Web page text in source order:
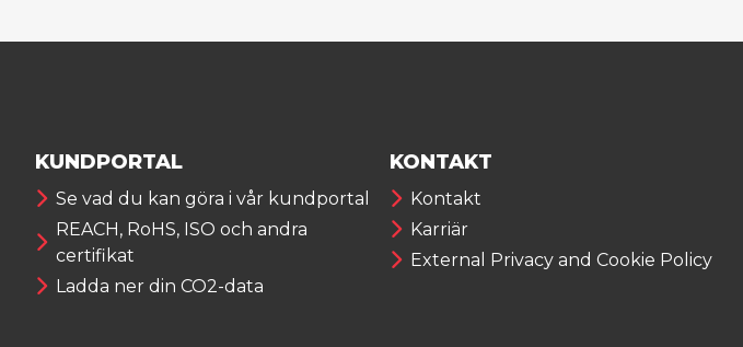
KUNDPORTAL
Se vad du kan göra i vår kundportal
REACH, RoHS, ISO och andra
certifikat
Ladda ner din CO2-data
KONTAKT
Kontakt
Karriär
External Privacy and Cookie Policy